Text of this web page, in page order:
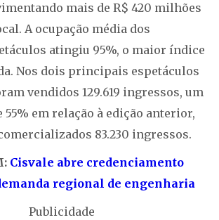
mais de R$ 420 milhões
A ocupação média dos
atingiu 95%, o maior índice
Nos dois principais espetáculos
vendidos 129.619 ingressos, um
em relação à edição anterior,
83.230 ingressos.
Cisvale abre credenciamento
regional de engenharia
Publicidade